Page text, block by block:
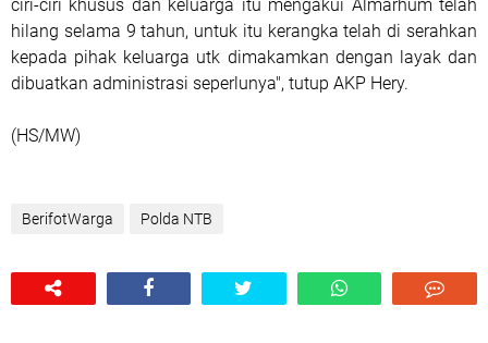
ciri-ciri khusus dan keluarga itu mengakui Almarhum telah
hilang selama 9 tahun, untuk itu kerangka telah di serahkan
kepada pihak keluarga utk dimakamkan dengan layak dan
dibuatkan administrasi seperlunya", tutup AKP Hery.
(HS/MW)
BerifotWarga Polda NTB